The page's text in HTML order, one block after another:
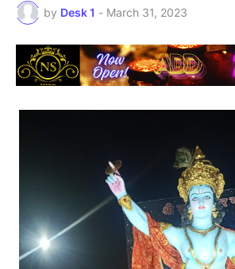
by Desk 1 - March 31, 2023